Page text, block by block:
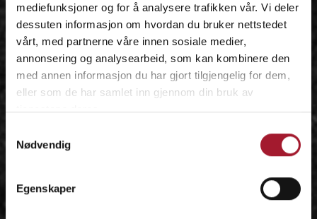
mediefunksjoner og for å analysere trafikken vår. Vi deler
dessuten informasjon om hvordan du bruker nettstedet
vårt, med partnerne våre innen sosiale medier,
annonsering og analysearbeid, som kan kombinere den
med annen informasjon du har gjort tilgjengelig for dem,
eller som de har samlet inn gjennom din bruk av
tjenestene deres.
Nødvendig
Egenskaper